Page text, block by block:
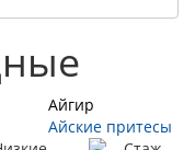
Айгир
Айские притесы